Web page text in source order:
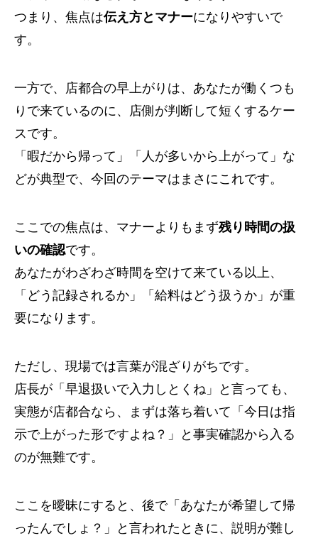
つまり、焦点は伝え方とマナーになりやすいで
す。
一方で、店都合の早上がりは、あなたが働くつも
りで来ているのに、店側が判断して短くするケー
スです。
「暇だから帰って」「人が多いから上がって」な
どが典型で、今回のテーマはまさにこれです。
ここでの焦点は、マナーよりもまず残り時間の扱
いの確認です。
あなたがわざわざ時間を空けて来ている以上、
「どう記録されるか」「給料はどう扱うか」が重
要になります。
ただし、現場では言葉が混ざりがちです。
店長が「早退扱いで入力しとくね」と言っても、
実態が店都合なら、まずは落ち着いて「今日は指
示で上がった形ですよね？」と事実確認から入る
のが無難です。
ここを曖昧にすると、後で「あなたが希望して帰
ったんでしょ？」と言われたときに、説明が難し